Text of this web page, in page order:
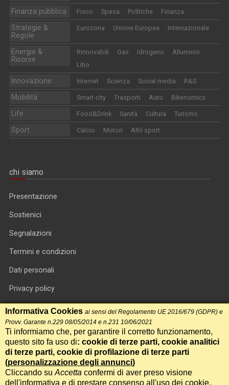
Finanza pubblica Fisco Spesa Politiche Finanza
Strategie &
Regole
Eurozona Unione Europea Internazionale
Energie &
Risorse
Rinnovabili Gas Idrogeno
Alluminio
Litio
Innovazione Internet Scienza Social media R&S
Mobilità Smart-city Trasporti Auto Bikenomics
Life Food&Drink Sanità Cultura Turismo
Sport Calcio Motori Altri sport
chi siamo
Presentazione
Sostienici
Segnalazioni
Termini e condizioni
Dati personali
Privacy policy
Informativa cookie
RSS feed
RSS Top News
Contatti
Informativa Cookies ai sensi del Regolamento UE 2016/679 (GDPR) e
Provv. Garante n.229 08/05/2014 e n.231 10/06/2021
Ti informiamo che, per garantire il corretto funzionamento,
questo sito fa uso di: cookie di terze parti, cookie analitici
di terze parti, cookie di profilazione di terze parti
(personalizzazione degli annunci)
Cliccando su Accetta confermi di aver preso visione
dell'informativa e di prestare consenso all'uso dei cookie.